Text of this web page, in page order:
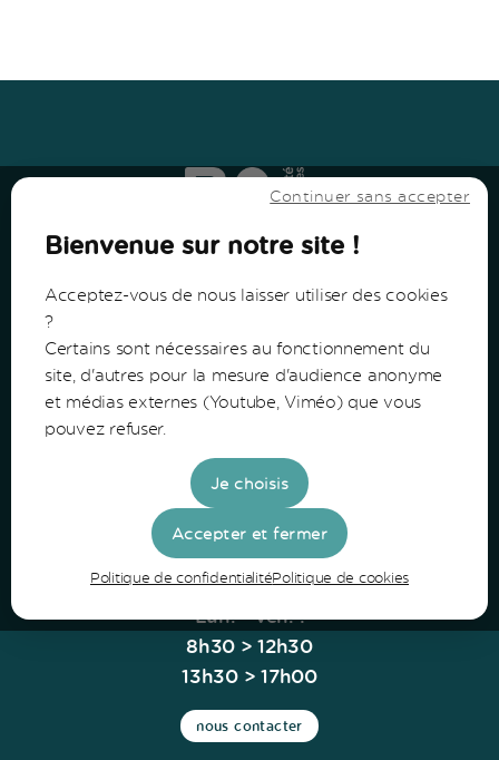
Communauté de Communes du Bazadais
Lieu-Dit Coucut
33430 Bazas
Tel: 05 56 25 28 81
Horaires
Lun. - Ven. :
8h30 > 12h30
13h30 > 17h00
nous contacter
Continuer sans accepter
Bienvenue sur notre site !
Acceptez-vous de nous laisser utiliser des cookies
?
Certains sont nécessaires au fonctionnement du
site, d'autres pour la mesure d'audience anonyme
et médias externes (Youtube, Viméo) que vous
pouvez refuser.
Je choisis
Accepter et fermer
Politique de confidentialitéPolitique de cookies